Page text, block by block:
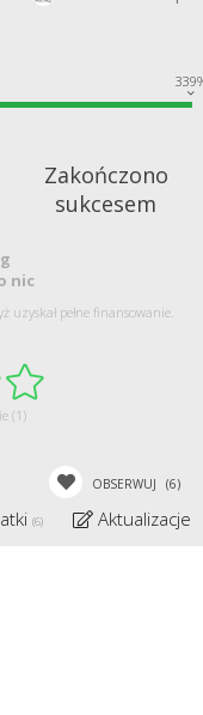
Zakończono
sukcesem
nic
uzyskał pełne finansowanie.
(1)
OBSERWUJ (6)
(6) Aktualizacje